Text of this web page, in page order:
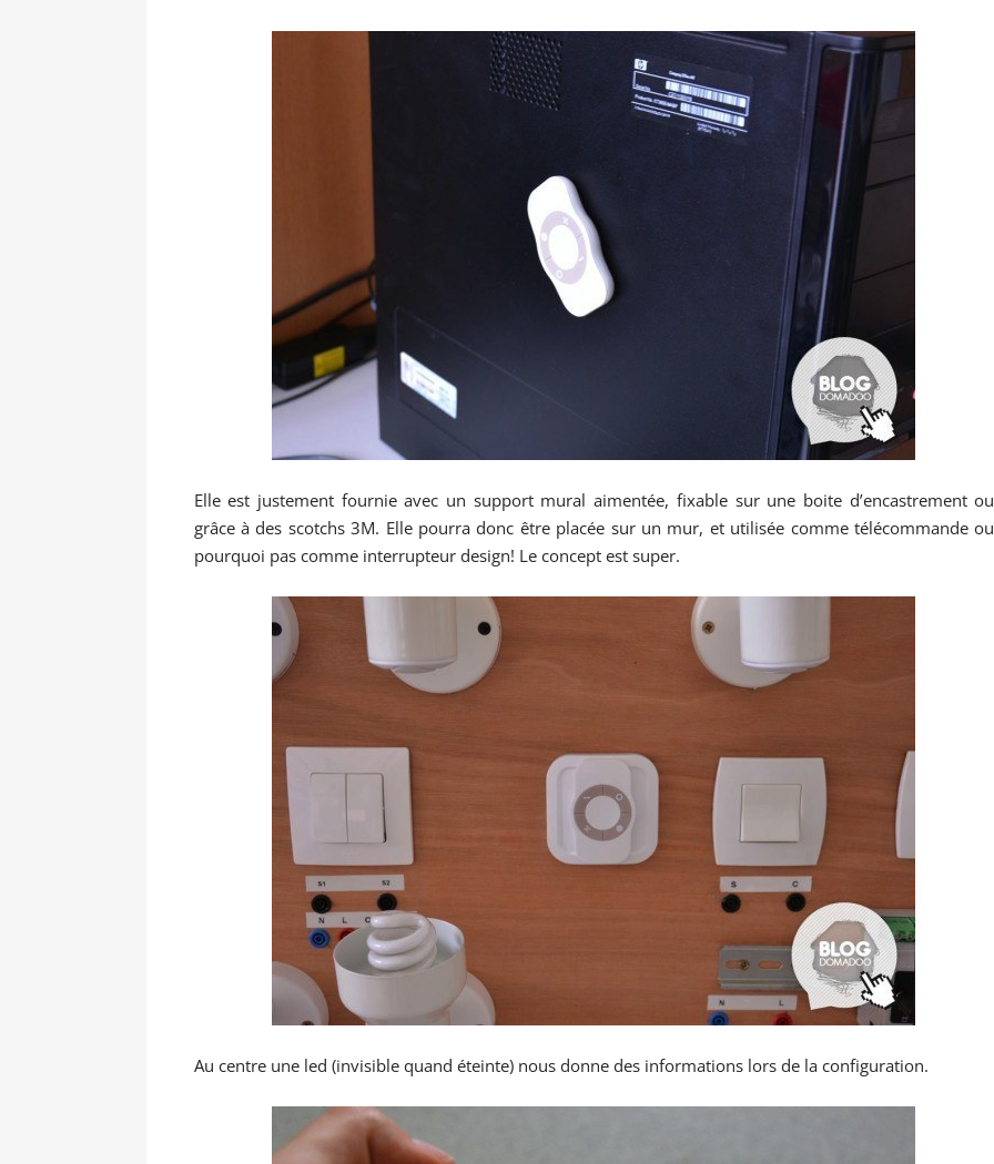
Elle est justement fournie avec un support mural aimentée, fixable sur une boite d’encastrement ou
grâce à des scotchs 3M. Elle pourra donc être placée sur un mur, et utilisée comme télécommande ou
pourquoi pas comme interrupteur design! Le concept est super.
Au centre une led (invisible quand éteinte) nous donne des informations lors de la configuration.